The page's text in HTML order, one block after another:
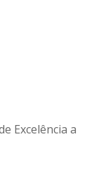
Excelência a